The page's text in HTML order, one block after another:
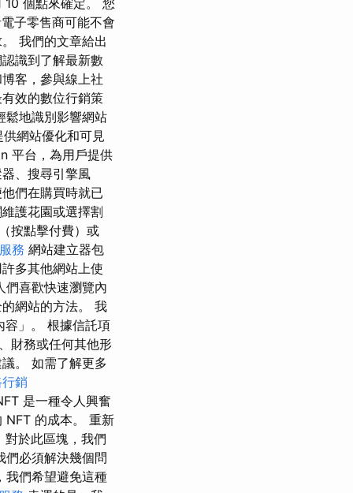
子零售商可能不會
我們的文章給出
識到了解最新數
客，參與線上社
效的數位行銷策
鬆地識別影響網站
網站優化和可見
平台，為用戶提供
、搜尋引擎風
們在購買時就已
護花園或選擇割
按點擊付費）或
務 網站建立器包
多其他網站上使
們喜歡快速瀏覽內
網站的方法。 我
容」。 根據信託項
財務或任何其他形
。 如需了解更多
銷
是一種令人興奮
NFT 的成本。 重新
於此區塊，我們
們必須解決幾個問
我們希望避免這種